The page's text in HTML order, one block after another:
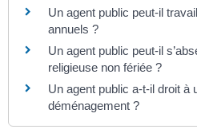
Un agent public peut-il
annuels ?
Un agent public peut-il
religieuse non fériée ?
Un agent public a-t-il droit à
déménagement ?